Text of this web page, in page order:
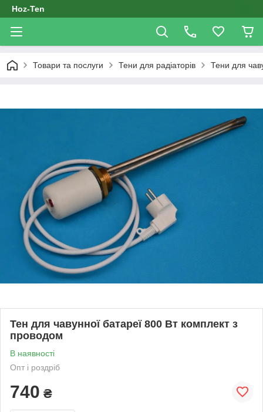
Hoz-Ten
Товари та послуги Тени для радіаторів Тени для
Тен для чавунної батареї 800 Вт комплект з
проводом
В наявності
Опт і роздріб
740 ₴